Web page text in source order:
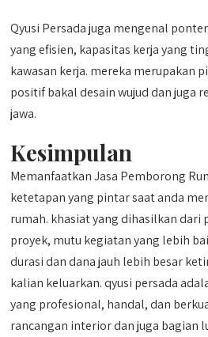
Qyusi Persada juga mengenal
yang efisien, kapasitas kerja yang
kawasan kerja. mereka merupakan
positif bakal desain wujud dan juga
jawa.
Kesimpulan
Memanfaatkan Jasa Pemborong
ketetapan yang pintar saat anda
rumah. khasiat yang dihasilkan dari
proyek, mutu kegiatan yang lebih
durasi dan dana jauh lebih besar
kalian keluarkan. qyusi persada
yang profesional, handal, dan
rancangan interior dan juga bagian